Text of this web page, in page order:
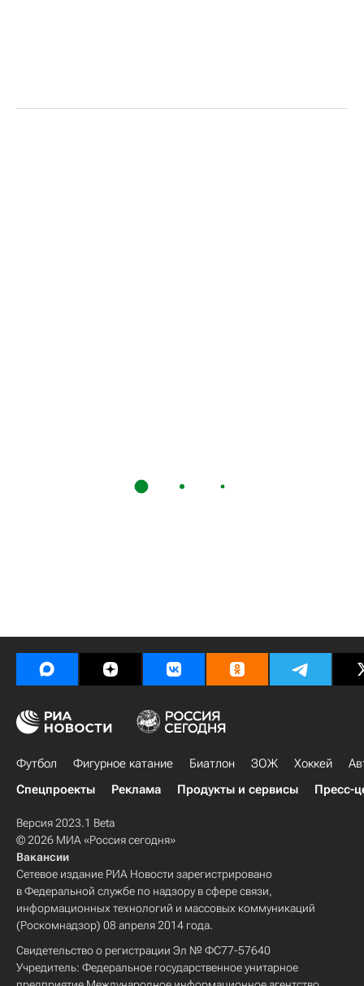
Футбол Фигурное катание Биатлон ЗОЖ Хоккей
Спецпроекты
Реклама Продукты и сервисы Пресс-
Версия 2023.1 Beta
© 2026 МИА «Россия сегодня»
Вакансии
Сетевое издание РИА Новости зарегистрировано
в Федеральной службе по надзору в сфере связи,
информационных технологий и массовых коммуникаций
(Роскомнадзор) 08 апреля 2014 года.
Свидетельство о регистрации Эл № ФС77-57640
Учредитель: Федеральное государственное унитарное